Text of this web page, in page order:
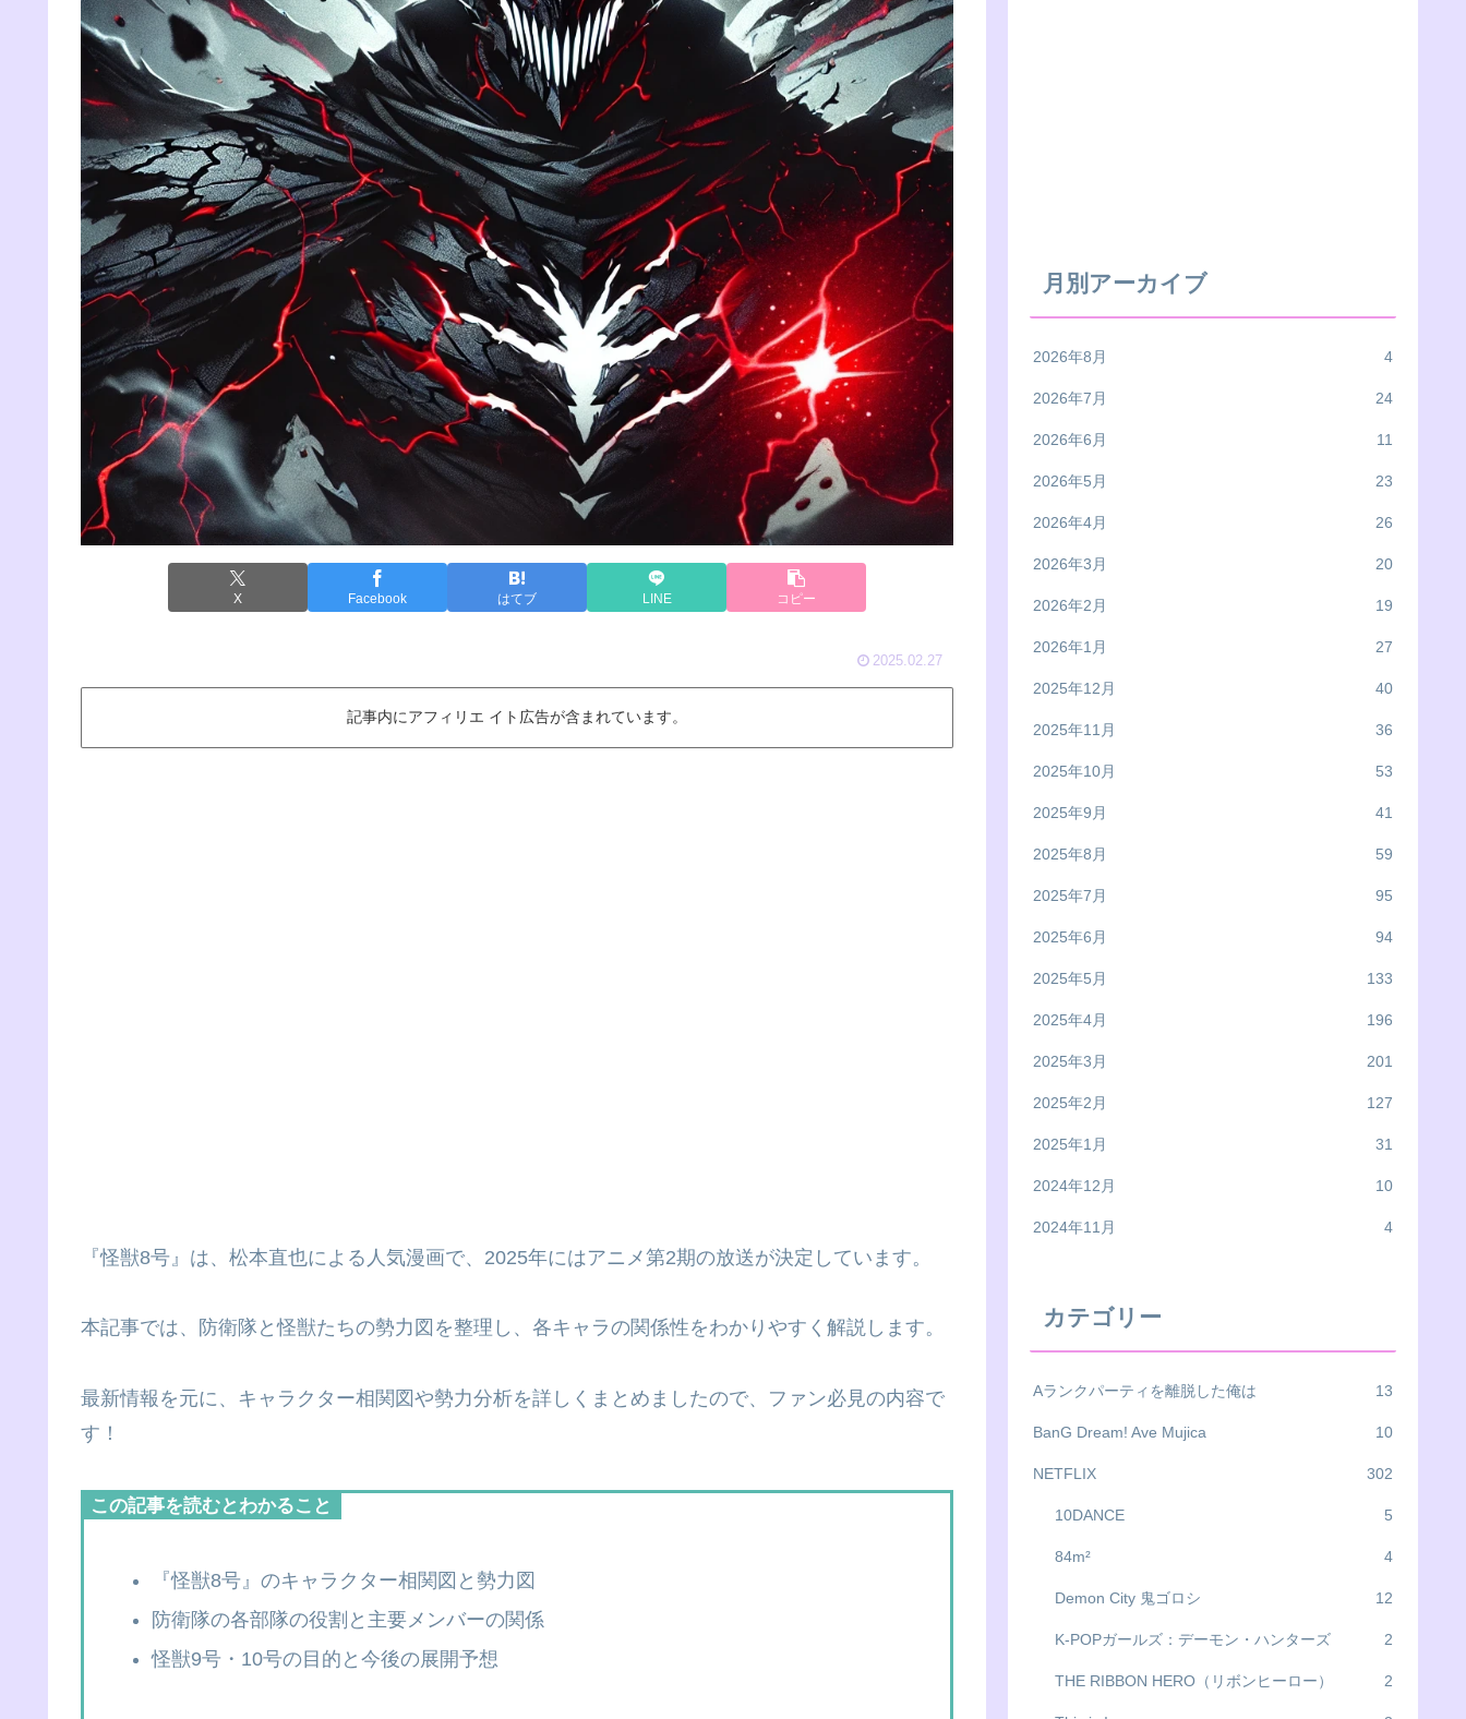
X Facebook はてブ LINE コピー
2025.02.27
記事内にアフィリエ イト広告が含まれています。
『怪獣8号』は、松本直也による人気漫画で、2025年にはアニメ第2期の放送が決定しています。
本記事では、防衛隊と怪獣たちの勢力図を整理し、各キャラの関係性をわかりやすく解説します。
最新情報を元に、キャラクター相関図や勢力分析を詳しくまとめましたので、ファン必見の内容で
す！
この記事を読むとわかること
『怪獣8号』のキャラクター相関図と勢力図
防衛隊の各部隊の役割と主要メンバーの関係
怪獣9号・10号の目的と今後の展開予想
月別アーカイブ
2026年8月 4
2026年7月 24
2026年6月 11
2026年5月 23
2026年4月 26
2026年3月 20
2026年2月 19
2026年1月 27
2025年12月 40
2025年11月 36
2025年10月 53
2025年9月 41
2025年8月 59
2025年7月 95
2025年6月 94
2025年5月 133
2025年4月 196
2025年3月 201
2025年2月 127
2025年1月 31
2024年12月 10
2024年11月 4
カテゴリー
Aランクパーティを離脱した俺は 13
BanG Dream! Ave Mujica 10
NETFLIX 302
10DANCE 5
84m² 4
Demon City 鬼ゴロシ 12
K-POPガールズ：デーモン・ハンターズ 2
THE RIBBON HERO（リボンヒーロー） 2